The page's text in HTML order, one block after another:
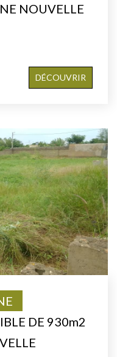
NOUVELLE
DÉCOUVRIR
DE 930m2